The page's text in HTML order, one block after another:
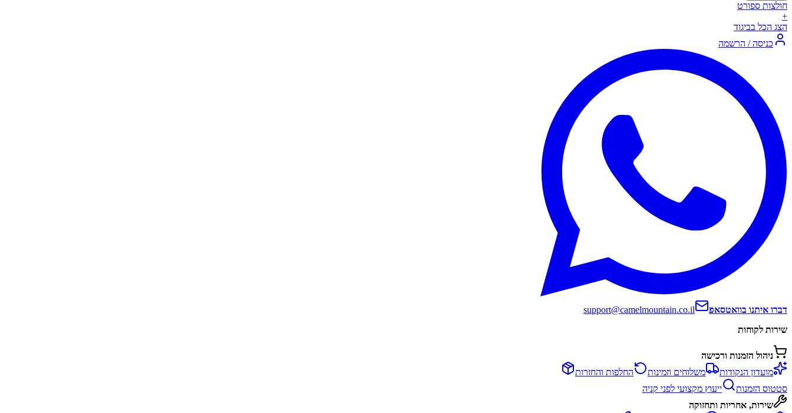
חולצות ספורט
+
הצג הכל בביגוד
כניסה / הרשמה
דברו איתנו בוואטסאפ
support@camelmountain.co.il
שירות לקוחות
ניהול הזמנות ורכישה
מועדון הנקודות
משלוחים וזמינות
החלפות והחזרות
סטטוס הזמנות
ייעוץ מקצועי לפני קניה
שירות, אחריות ותחזוקה